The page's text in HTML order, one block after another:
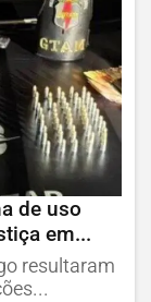
de uso
em...
resultaram